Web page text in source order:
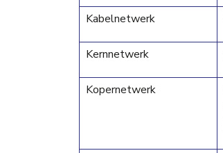
Kabelnetwerk
Kernnetwerk
Kopernetwerk